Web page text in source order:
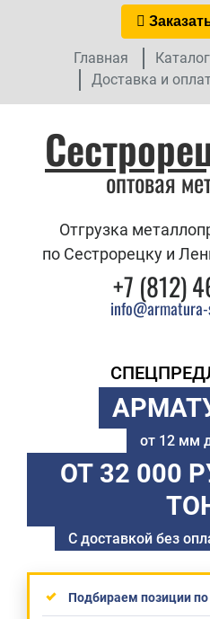
Главная Каталог
Доставка и
оптовая
Отгрузка
по Сестрорецку и
+7 (812)
от 12 мм
ОТ 32 000
С доставкой без
Подбираем позиции